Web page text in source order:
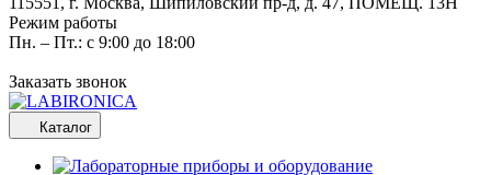
Режим работы
Пн. – Пт.: с 9:00 до 18:00
Заказать звонок
Каталог